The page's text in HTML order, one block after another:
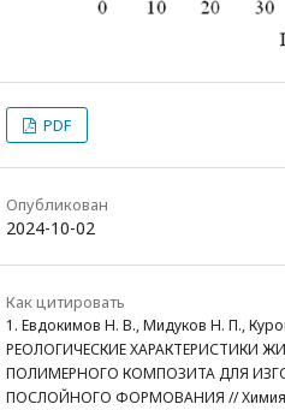
PDF
Опубликован
2024-10-02
Как цитировать
1. Евдокимов Н. В., Мидуков Н. П.,
РЕОЛОГИЧЕСКИЕ ХАРАКТЕРИСТИКИ
ПОЛИМЕРНОГО КОМПОЗИТА ДЛЯ
ПОСЛОЙНОГО ФОРМОВАНИЯ // Химия